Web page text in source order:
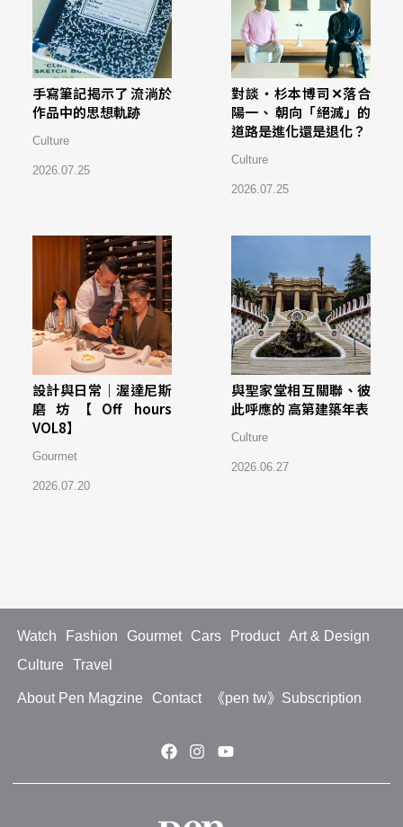
手寫筆記揭示了 流淌於
作品中的思想軌跡
Culture
2026.07.25
對談・杉本博司✕落合
陽一、 朝向「絕滅」的
道路是進化還是退化？
Culture
2026.07.25
設計與日常｜渥達尼斯
磨坊【Off hours
VOL8】
Gourmet
2026.07.20
與聖家堂相互關聯、彼
此呼應的 高第建築年表
Culture
2026.06.27
Watch Fashion Gourmet Cars Product
Art & Design
Culture
Travel
About Pen Magzine Contact 《pen tw》Subscription